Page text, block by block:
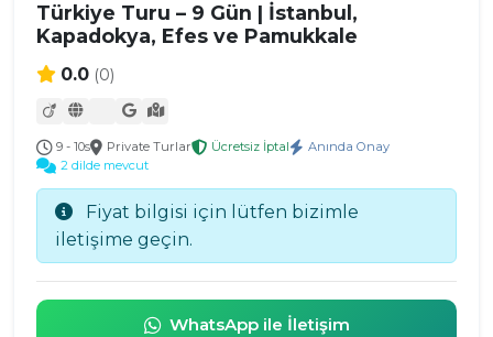
Türkiye Turu – 9 Gün | İstanbul,
Kapadokya, Efes ve Pamukkale
0.0 (0)
9 - 10s Private Turlar Ücretsiz İptal
Anında Onay
2 dilde mevcut
Fiyat bilgisi için lütfen bizimle
iletişime geçin.
WhatsApp ile İletişim